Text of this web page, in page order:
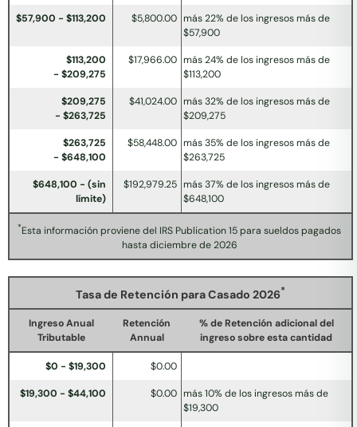
$57,900 - $113,200 $5,800.00 más 22% de los ingresos más de
$57,900
$113,200
- $209,275
$17,966.00 más 24% de los ingresos más de
$113,200
$209,275
- $263,725
$41,024.00 más 32% de los ingresos más de
$209,275
$263,725
- $648,100
$58,448.00 más 35% de los ingresos más de
$263,725
$648,100 - (sin
límite)
$192,979.25 más 37% de los ingresos más de
$648,100
*Esta información proviene del IRS Publication 15 para sueldos pagados
hasta diciembre de 2026
Tasa de Retención para Casado 2026*
Ingreso Anual
Tributable
Retención
Annual
% de Retención adicional del
ingreso sobre esta cantidad
$0 - $19,300 $0.00
$19,300 - $44,100 $0.00 más 10% de los ingresos más de
$19,300